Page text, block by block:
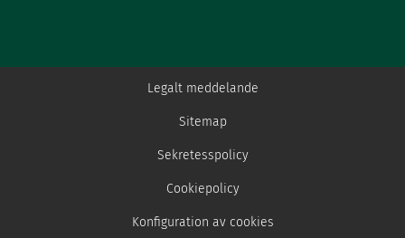
Legalt meddelande
Sitemap
Sekretesspolicy
Cookiepolicy
Konfiguration av cookies